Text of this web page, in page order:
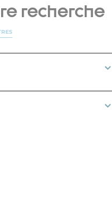
recherche